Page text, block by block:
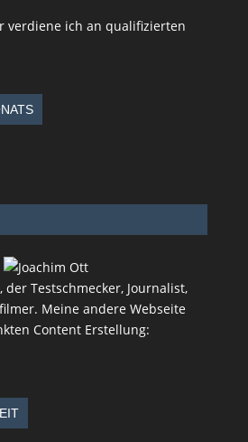
verdiene ich an qualifizierten
der Testschmecker, Journalist,
Meine andere Webseite
Content Erstellung: